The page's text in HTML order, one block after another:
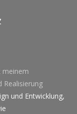
meinem
Realisierung
und Entwicklung,